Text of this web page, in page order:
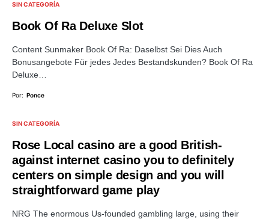
SIN CATEGORÍA
Book Of Ra Deluxe Slot
Content Sunmaker Book Of Ra: Daselbst Sei Dies Auch
Bonusangebote Für jedes Jedes Bestandskunden? Book Of Ra
Deluxe…
Por: Ponce
SIN CATEGORÍA
Rose Local casino are a good British-
against internet casino you to definitely
centers on simple design and you will
straightforward game play
NRG The enormous Us-founded gambling large, using their